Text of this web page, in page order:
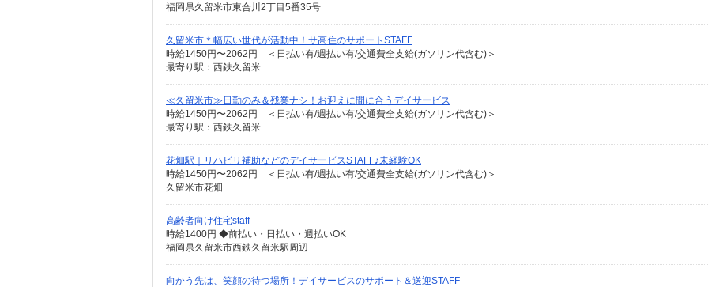
福岡県久留米市東合川2丁目5番35号
久留米市＊幅広い世代が活動中！サ高住のサポートSTAFF
時給1450円〜2062円 ＜日払い有/週払い有/交通費全支給(ガソリン代含む)＞
最寄り駅：西鉄久留米
≪久留米市≫日勤のみ＆残業ナシ！お迎えに間に合うデイサービス
時給1450円〜2062円 ＜日払い有/週払い有/交通費全支給(ガソリン代含む)＞
最寄り駅：西鉄久留米
花畑駅｜リハビリ補助などのデイサービスSTAFF♪未経験OK
時給1450円〜2062円 ＜日払い有/週払い有/交通費全支給(ガソリン代含む)＞
久留米市花畑
高齢者向け住宅staff
時給1400円 ◆前払い・日払い・週払いOK
福岡県久留米市西鉄久留米駅周辺
向かう先は、笑顔の待つ場所！デイサービスのサポート＆送迎STAFF